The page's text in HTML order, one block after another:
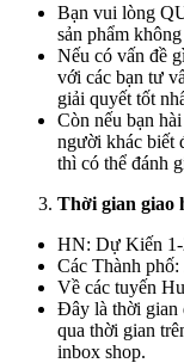
Bạn vui lòng
sản phẩm
Nếu có vấn đề
với các bạn tư
giải quyết tốt
Còn nếu bạn
người khác biết
thì có thể đánh
Thời gian giao
HN: Dự Kiến
Các Thành
Về các tuyến
Đây là thời gian
qua thời gian
inbox shop.